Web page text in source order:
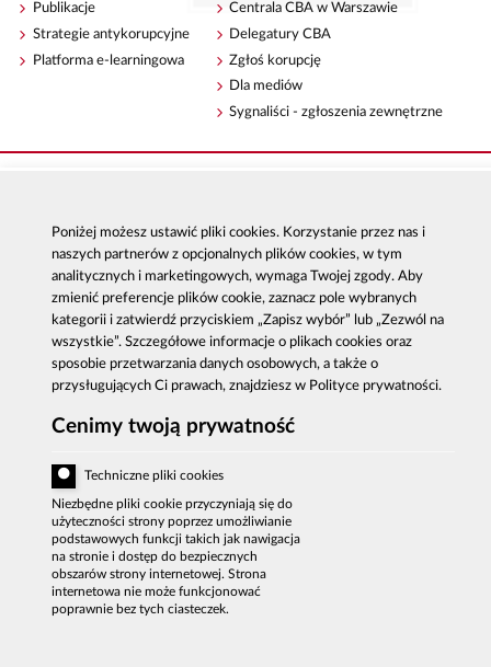
Publikacje
Strategie antykorupcyjne
Platforma e-learningowa
Centrala CBA w Warszawie
Delegatury CBA
Zgłoś korupcję
Dla mediów
Sygnaliści - zgłoszenia zewnętrzne
Zgłoszenie korupcji: 800 808 808, email:
sygnal@cba.gov.pl
fax: 22 437 2297, tel.: 22 437 2222, email:
bip@ cba.gov.pl
DEKLARACJA DOSTĘPNOŚCI
MAPA SERWISU
POLITYKA PRYWATNOŚCI
Poniżej możesz ustawić pliki cookies. Korzystanie przez nas i
naszych partnerów z opcjonalnych plików cookies, w tym
analitycznych i marketingowych, wymaga Twojej zgody. Aby
zmienić preferencje plików cookie, zaznacz pole wybranych
kategorii i zatwierdź przyciskiem „Zapisz wybór” lub „Zezwól na
wszystkie”. Szczegółowe informacje o plikach cookies oraz
sposobie przetwarzania danych osobowych, a także o
przysługujących Ci prawach, znajdziesz w Polityce prywatności.
Cenimy twoją prywatność
Techniczne pliki cookies
Niezbędne pliki cookie przyczyniają się do
użyteczności strony poprzez umożliwianie
podstawowych funkcji takich jak nawigacja
na stronie i dostęp do bezpiecznych
obszarów strony internetowej. Strona
internetowa nie może funkcjonować
poprawnie bez tych ciasteczek.